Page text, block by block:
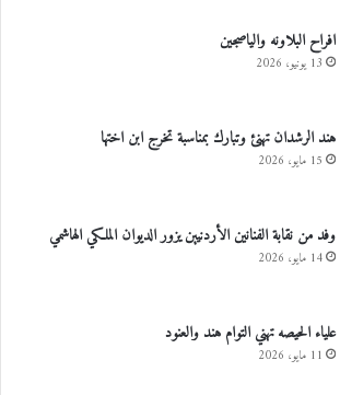
افراح البلاونه والياصجين
13 يونيو، 2026
هند الرشدان تهنئ وتبارك بمناسبة تخرج ابن اختها
15 مايو، 2026
وفد من نقابة الفنانين الأردنيين يزور الديوان الملكي الهاشمي
14 مايو، 2026
علياء الحيصه تهني التوام هند والعنود
11 مايو، 2026